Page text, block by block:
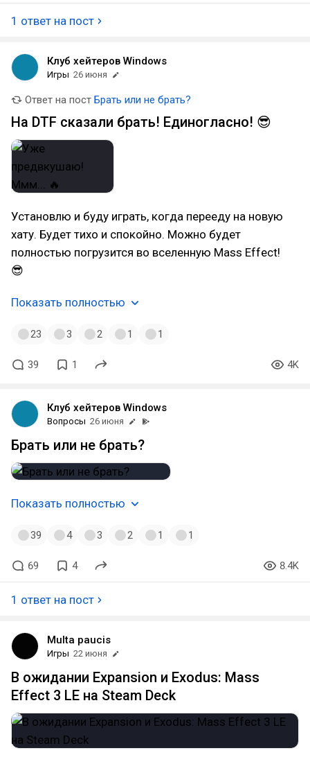
1 ответ на пост
Клуб хейтеров Windows
Игры 26 июня
Ответ на пост Брать или не брать?
На DTF сказали брать! Единогласно! 😎
Установлю и буду играть, когда перееду на новую
хату. Будет тихо и спокойно. Можно будет
полностью погрузится во вселенную Mass Effect!
😎
Показать полностью
23 3 2 1 1
39 1 4K
Клуб хейтеров Windows
Вопросы 26 июня
Брать или не брать?
Показать полностью
39 4 3 2 1 1
69 4 8.4K
1 ответ на пост
Multa paucis
Игры 22 июня
В ожидании Expansion и Exodus: Mass
Effect 3 LE на Steam Deck